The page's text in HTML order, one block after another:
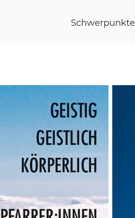
Schwerpunkte